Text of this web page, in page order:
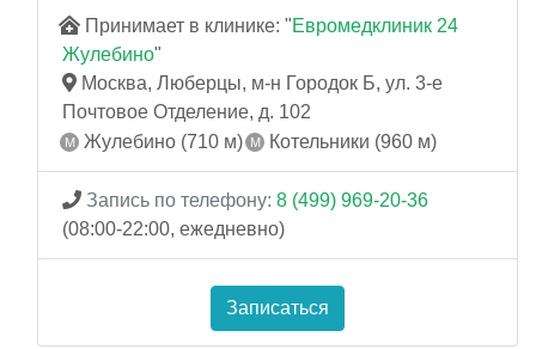
Принимает в клинике: "Евромедклиник 24
Жулебино"
Москва, Люберцы, м-н Городок Б, ул. 3-е
Почтовое Отделение, д. 102
Жулебино (710 м)
Котельники (960 м)
Запись по телефону: 8 (499) 969-20-36
(08:00-22:00, ежедневно)
Записаться